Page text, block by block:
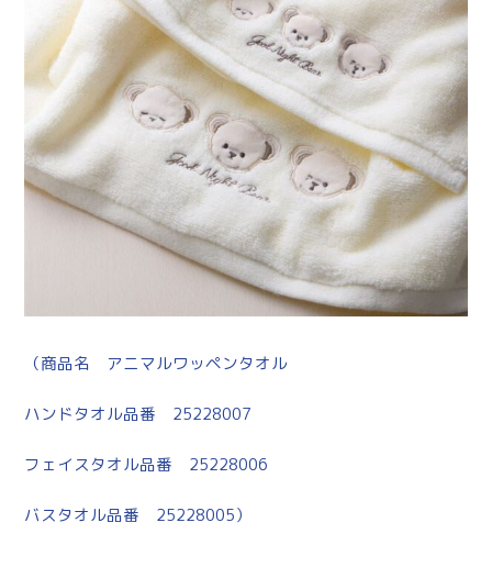
（商品名 アニマルワッペンタオル
ハンドタオル品番 25228007
フェイスタオル品番 25228006
バスタオル品番 25228005）